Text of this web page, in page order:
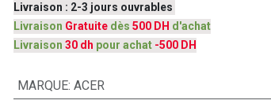
Livraison : 2-3 jours ouvrables
Livraison Gratuite dès 500 DH d'achat
Livraison 30 dh pour achat -500 DH
MARQUE: ACER